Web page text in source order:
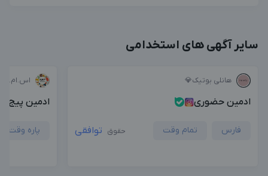
سایر آگهی های استخدامی
هانلی بوتیک💎
ادمین حضوری
فارس تمام وقت حقوق توافقی
ادمین پیج
پاره وقت